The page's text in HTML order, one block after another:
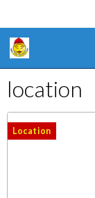
location
Location